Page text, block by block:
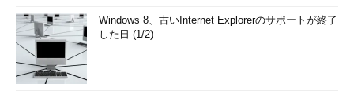
2. ラナディブの野心的な計画では、チームの再建（再起動）
に何を利用するか
三国大洋 プロフィール
Windows 8、古いInternet Explorerのサポートが終了
した日 (1/2)